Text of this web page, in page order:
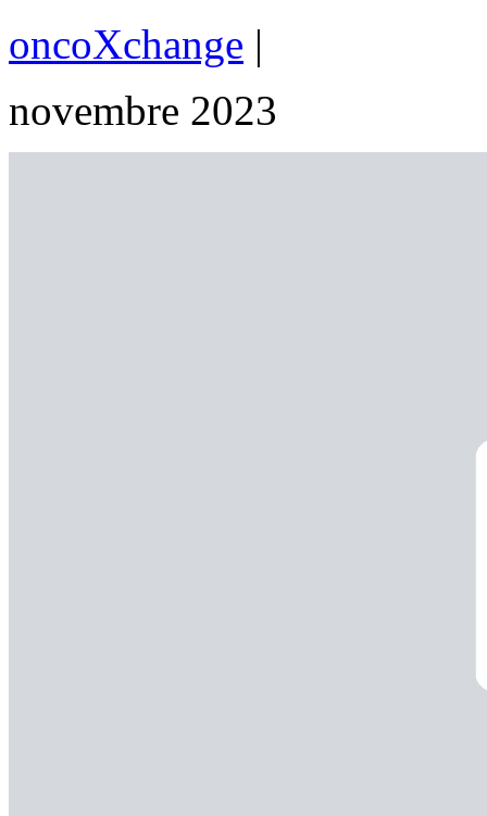
oncoXchange |
novembre 2023